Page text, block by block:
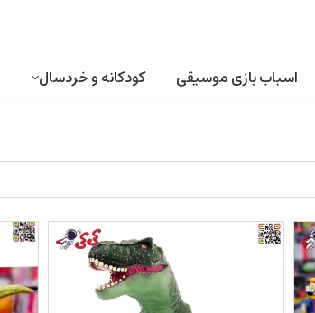
اسباب بازی موسیقی کودکانه و خردسال